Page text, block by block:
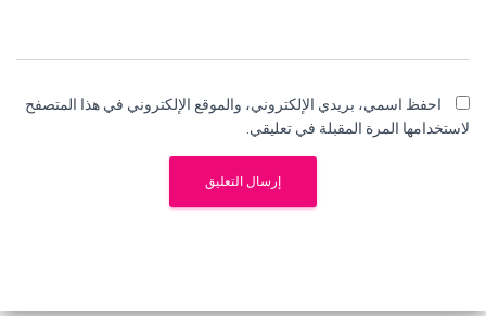
احفظ اسمي، بريدي الإلكتروني، والموقع الإلكتروني في هذا المتصفح
لاستخدامها المرة المقبلة في تعليقي.